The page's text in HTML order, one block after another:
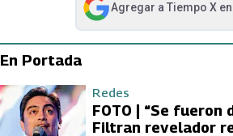
Agregar a Tiempo Xen
abre en nueva pestaña
En Portada
Redes
FOTO | “Se fueron
Filtran revelador